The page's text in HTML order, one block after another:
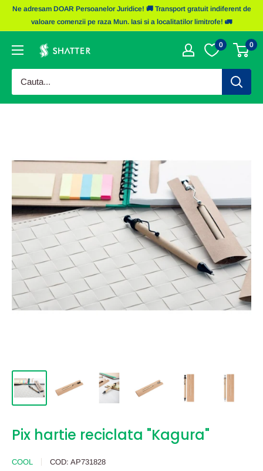
SaritiNe adresam DOAR Persoanelor Juridice! 🚚 Transport gratuit indiferent de
valoare comenzii pe raza Mun. Iasi si a localitatilor limitrofe! 🚛
Obiecte
Shatter
0 0
Pix hartie reciclata "Kagura"
COOL COD: AP731828